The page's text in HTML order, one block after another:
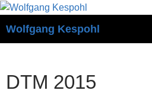
Zum
springen
Wolfgang Kespohl
DTM 2015